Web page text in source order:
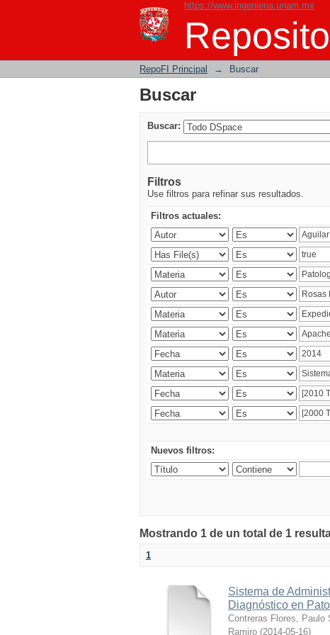
https://www.ingenieria.unam.mx
Buscar
RepoFI Principal → Buscar
Buscar
Buscar:
Filtros
Use filtros para refinar sus resultados.
Filtros actuales:
Nuevos filtros:
Mostrando 1 de un total de 1
1
Sistema de
Diagnóstico en
Contreras Flores, Paulo
Ramiro (2014-05-16)